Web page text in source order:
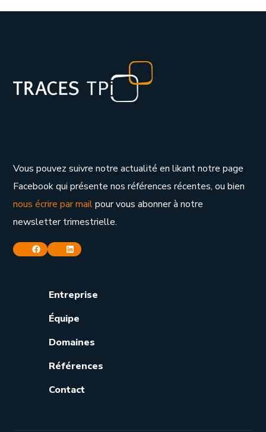
Vous pouvez suivre notre actualité en likant notre page
Facebook qui présente nos références récentes, ou bien
nous écrire par mailpour vous abonner à notre
newsletter trimestrielle.
FacebookLinkedin
Entreprise
Équipe
Domaines
Références
Contact